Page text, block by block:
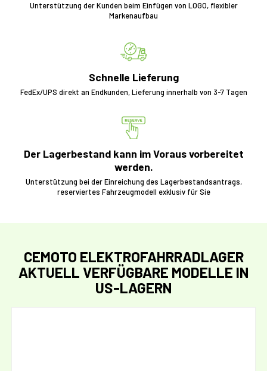
Unterstützung der Kunden beim Einfügen von LOGO, flexibler
Markenaufbau
Schnelle Lieferung
FedEx/UPS direkt an Endkunden, Lieferung innerhalb von 3-7 Tagen
Der Lagerbestand kann im Voraus vorbereitet
werden.
Unterstützung bei der Einreichung des Lagerbestandsantrags,
reserviertes Fahrzeugmodell exklusiv für Sie
CEMOTO ELEKTROFAHRRADLAGER
AKTUELL VERFÜGBARE MODELLE IN
US-LAGERN